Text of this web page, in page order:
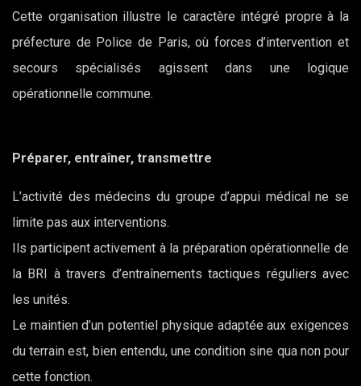
Cette organisation illustre le caractère intégré propre à la
préfecture de Police de Paris, où forces d’intervention et
secours spécialisés agissent dans une logique
opérationnelle commune.
Préparer, entraîner, transmettre
L’activité des médecins du groupe d’appui médical ne se
limite pas aux interventions.
Ils participent activement à la préparation opérationnelle de
la BRI à travers d’entraînements tactiques réguliers avec
les unités.
Le maintien d’un potentiel physique adaptée aux exigences
du terrain est, bien entendu, une condition sine qua non pour
cette fonction.